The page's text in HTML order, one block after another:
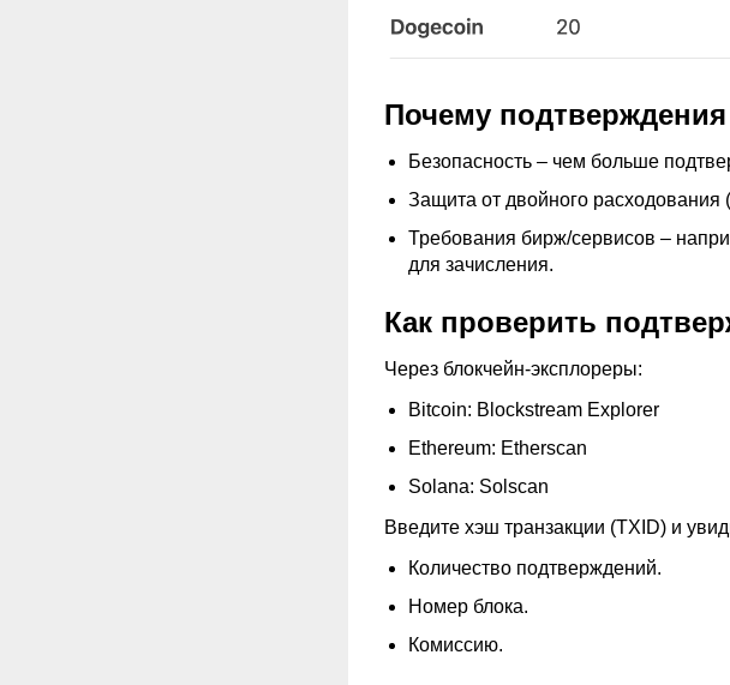
Почему
Безопасность – чем больше
Защита от двойного расходования
Требования бирж/сервисов –
для зачисления.
Как проверить
Через блокчейн-эксплореры:
Bitcoin: Blockstream Explorer
Ethereum: Etherscan
Solana: Solscan
Введите хэш транзакции (TXID) и
Количество подтверждений.
Номер блока.
Комиссию.